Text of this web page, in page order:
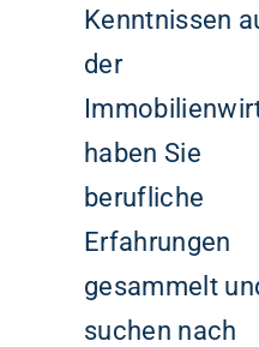
Kenntnissen
der
haben Sie
berufliche
Erfahrungen
gesammelt
suchen nach